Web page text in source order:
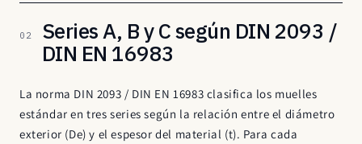
02
Series A, B y C según DIN 2093 /
DIN EN 16983
La norma DIN 2093 / DIN EN 16983 clasifica los muelles
estándar en tres series según la relación entre el diámetro
exterior (De) y el espesor del material (t). Para cada